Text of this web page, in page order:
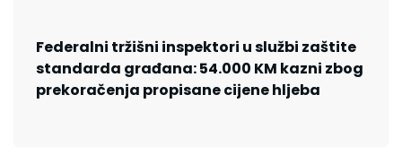
Federalni tržišni inspektori u službi zaštite
standarda građana: 54.000 KM kazni zbog
prekoračenja propisane cijene hljeba